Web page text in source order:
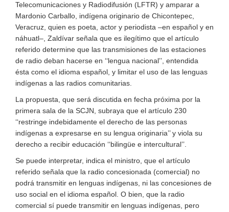
Telecomunicaciones y Radiodifusión (LFTR) y amparar a
Mardonio Carballo, indígena originario de Chicontepec,
Veracruz, quien es poeta, actor y periodista –en español y en
náhuatl–, Zaldívar señala que es ilegítimo que el artículo
referido determine que las transmisiones de las estaciones
de radio deban hacerse en ‘‘lengua nacional’’, entendida
ésta como el idioma español, y limitar el uso de las lenguas
indígenas a las radios comunitarias.
La propuesta, que será discutida en fecha próxima por la
primera sala de la SCJN, subraya que el artículo 230
‘‘restringe indebidamente el derecho de las personas
indígenas a expresarse en su lengua originaria’’ y viola su
derecho a recibir educación ‘‘bilingüe e intercultural’’.
Se puede interpretar, indica el ministro, que el artículo
referido señala que la radio concesionada (comercial) no
podrá transmitir en lenguas indígenas, ni las concesiones de
uso social en el idioma español. O bien, que la radio
comercial sí puede transmitir en lenguas indígenas, pero